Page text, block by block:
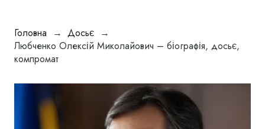
Головна → Досьє →
Любченко Олексій Миколайович – біографія, досьє,
компромат